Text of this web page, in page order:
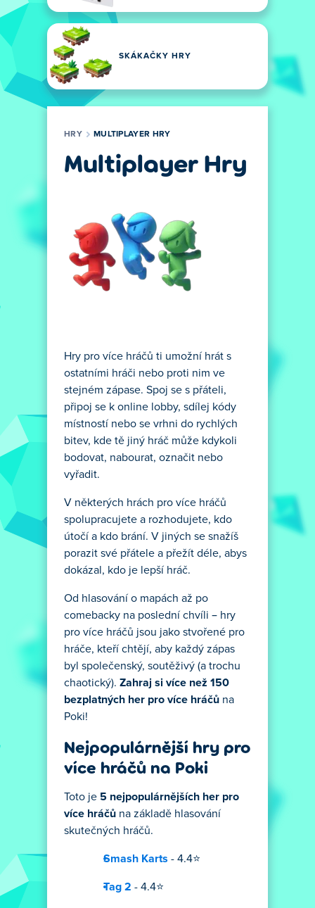
SKÁKAČKY HRY
HRY MULTIPLAYER HRY
Multiplayer Hry
Hry pro více hráčů ti umožní hrát s
ostatními hráči nebo proti nim ve
stejném zápase. Spoj se s přáteli,
připoj se k online lobby, sdílej kódy
místností nebo se vrhni do rychlých
bitev, kde tě jiný hráč může kdykoli
bodovat, nabourat, označit nebo
vyřadit.
V některých hrách pro více hráčů
spolupracujete a rozhodujete, kdo
útočí a kdo brání. V jiných se snažíš
porazit své přátele a přežít déle, abys
dokázal, kdo je lepší hráč.
Od hlasování o mapách až po
comebacky na poslední chvíli – hry
pro více hráčů jsou jako stvořené pro
hráče, kteří chtějí, aby každý zápas
byl společenský, soutěživý (a trochu
chaotický). Zahraj si více než 150
bezplatných her pro více hráčů na
Poki!
Nejpopulárnější hry pro
více hráčů na Poki
Toto je 5 nejpopulárnějších her pro
více hráčů na základě hlasování
skutečných hráčů.
Smash Karts - 4.4⭐
Tag 2 - 4.4⭐